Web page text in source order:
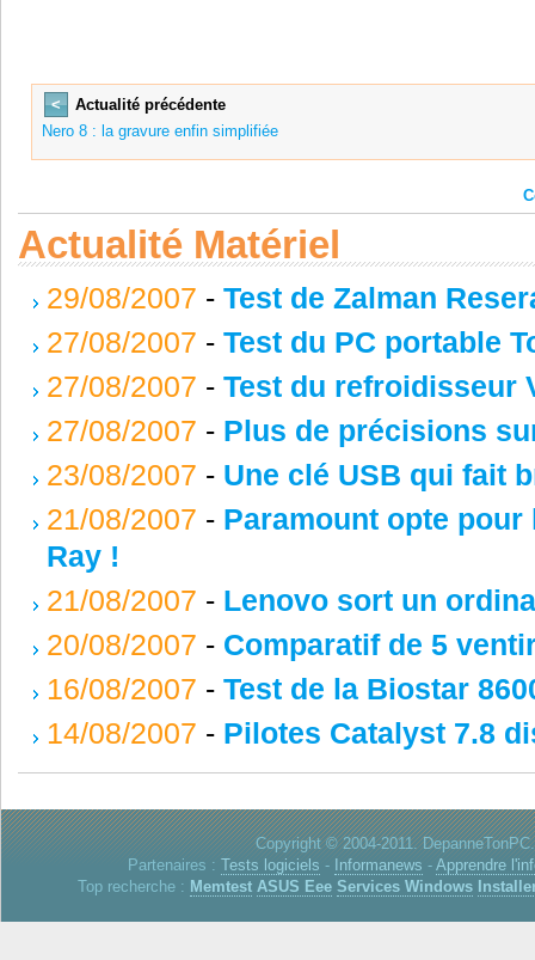
<
Actualité précédente
Nero 8 : la gravure enfin simplifiée
Actualité Matériel
29/08/2007 - Test de Zalman
27/08/2007 - Test du PC portable
27/08/2007 - Test du refroidisseur
27/08/2007 - Plus de précisions
23/08/2007 - Une clé USB qui fait
21/08/2007 - Paramount opte pour
Ray !
21/08/2007 - Lenovo sort un
20/08/2007 - Comparatif de 5
16/08/2007 - Test de la Biostar
14/08/2007 - Pilotes Catalyst 7.8
Copyright © 2004-2011.
Partenaires : Tests logiciels - Informanews - Apprendre
Top recherche : Memtest ASUS Eee Services Windows